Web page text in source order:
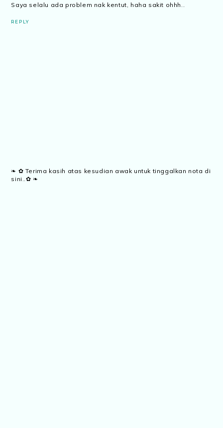
Saya selalu ada problem nak kentut, haha sakit ohhh..
REPLY
❧ ✿ Terima kasih atas kesudian awak untuk tinggalkan nota di
sini..✿ ❧